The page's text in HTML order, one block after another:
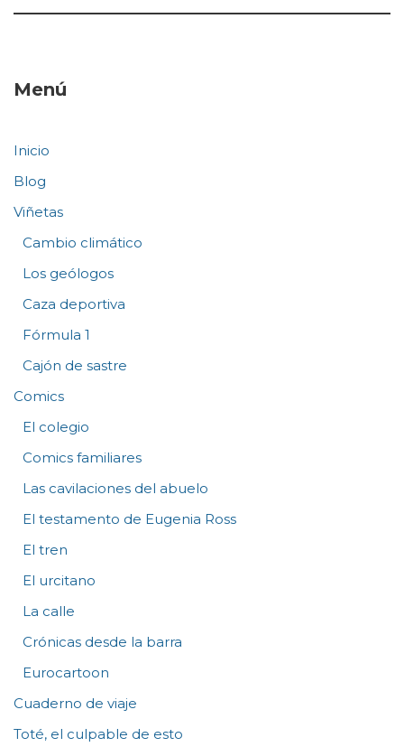
Menú
Inicio
Blog
Viñetas
Cambio climático
Los geólogos
Caza deportiva
Fórmula 1
Cajón de sastre
Comics
El colegio
Comics familiares
Las cavilaciones del abuelo
El testamento de Eugenia Ross
El tren
El urcitano
La calle
Crónicas desde la barra
Eurocartoon
Cuaderno de viaje
Toté, el culpable de esto